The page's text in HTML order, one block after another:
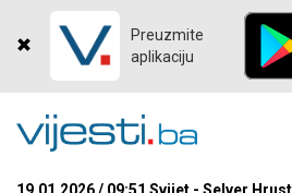
Preuzmite
aplikaciju
19.01.2026 / 09:51 Svijet - Selver